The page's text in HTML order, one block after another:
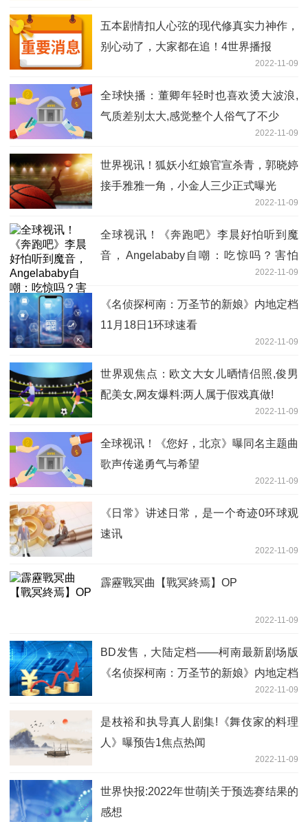
五本剧情扣人心弦的现代修真实力神作，
别心动了，大家都在追！4世界播报
2022-11-09
全球快播：董卿年轻时也喜欢烫大波浪,
气质差别太大,感觉整个人俗气了不少
2022-11-09
世界视讯！狐妖小红娘官宣杀青，郭晓婷
接手雅雅一角，小金人三少正式曝光
2022-11-09
全球视讯！《奔跑吧》李晨好怕听到魔
音，Angelababy自嘲：吃惊吗？害怕
2022-11-09
《名侦探柯南：万圣节的新娘》内地定档
11月18日1环球速看
2022-11-09
世界观焦点：欧文大女儿晒情侣照,俊男
配美女,网友爆料:两人属于假戏真做!
2022-11-09
全球视讯！《您好，北京》曝同名主题曲
歌声传递勇气与希望
2022-11-09
《日常》讲述日常，是一个奇迹0环球观
速讯
2022-11-09
霹靂戰冥曲【戰冥終焉】OP
2022-11-09
BD发售，大陆定档——柯南最新剧场版
《名侦探柯南：万圣节的新娘》内地定档
2022-11-09
是枝裕和执导真人剧集!《舞伎家的料理
人》曝预告1焦点热闻
2022-11-09
世界快报:2022年世萌|关于预选赛结果的
感想